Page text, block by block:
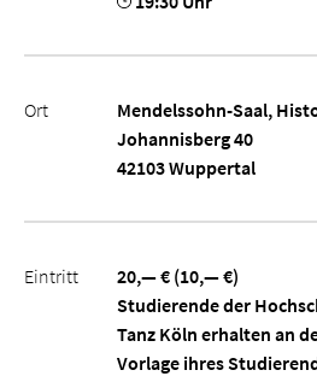
Ort
Mendelssohn-Saal,
Johannisberg 40
42103 Wuppertal
Eintritt
20,— € (10,— €)
Studierende der
Tanz Köln erhalten an
Vorlage ihres